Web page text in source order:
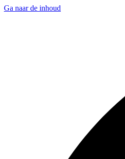
Ga naar de inhoud